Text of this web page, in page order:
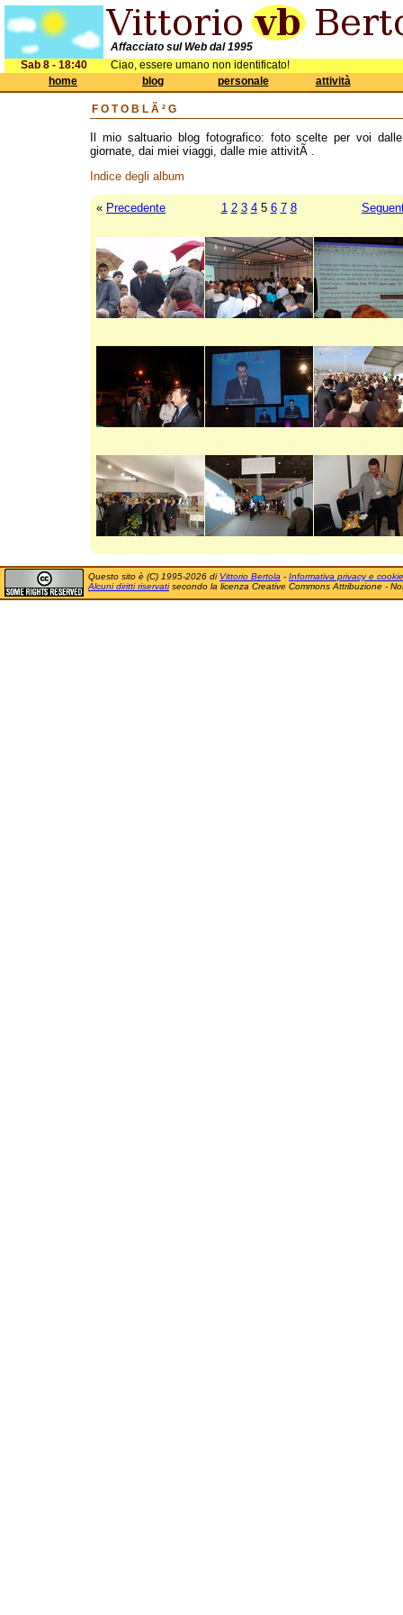
Affacciato sul Web dal 1995
Sab 8 - 18:40
Ciao, essere umano non identificato!
home
blog personale attività
FOTOBLÃ²G
Il mio saltuario blog fotografico: foto scelte per voi
giornate, dai miei viaggi, dalle mie attivitÃ .
Indice degli album
« Precedente 1 2 3 45 6 7 8
Questo sito è (C) 1995-2026 di Vittorio Bertola - Informativa privacy e cookie
Alcuni diritti riservatisecondo la licenza Creative Commons Attribuzione -